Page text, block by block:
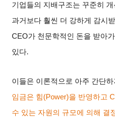
기업들의 지배구조는 꾸준히
과거보다 훨씬 더 강하게 감시
CEO가 천문학적인 돈을 받아
있다.
이들은 이론적으로 아주 간단
임금은 힘(Power)을 반영하고
수 있는 자원의 규모에 의해 결